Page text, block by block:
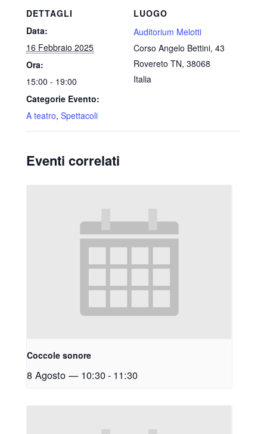
DETTAGLI
Data:
16 Febbraio 2025
Ora:
15:00 - 19:00
Categorie Evento:
A teatro, Spettacoli
LUOGO
Auditorium Melotti
Corso Angelo Bettini, 43
Rovereto TN, 38068
Italia
Eventi correlati
Coccole sonore
8 Agosto — 10:30- 11:30